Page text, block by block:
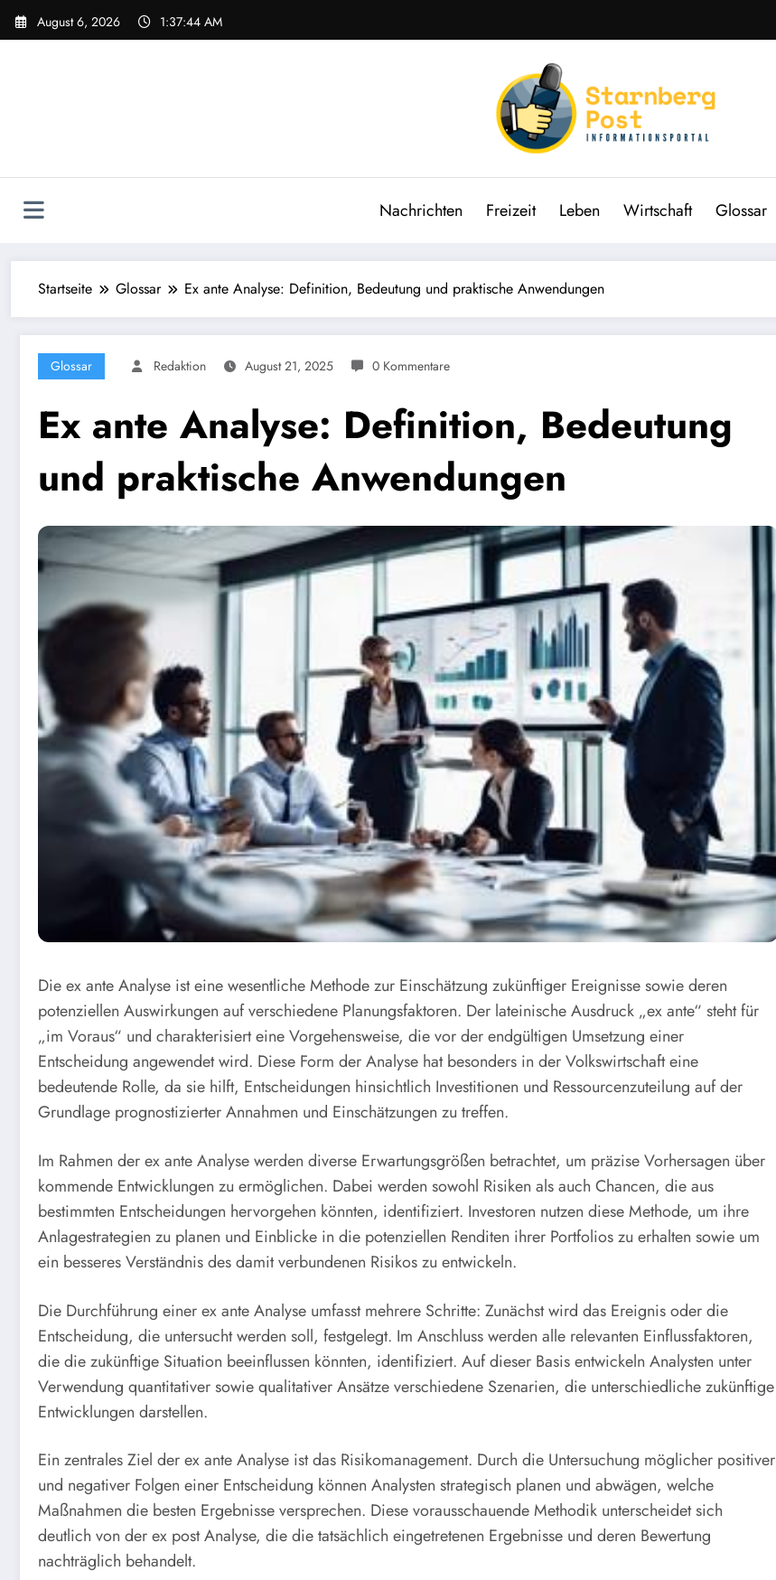
Zum
Inhalt
August 6, 2026 1:37:45 AM
Nachrichten Freizeit Leben Wirtschaft Glossar
Startseite Glossar Ex ante Analyse: Definition, Bedeutung und praktische Anwendungen
Glossar Redaktion August 21, 2025 0 Kommentare
Ex ante Analyse: Definition, Bedeutung
und praktische Anwendungen
Die ex ante Analyse ist eine wesentliche Methode zur Einschätzung zukünftiger Ereignisse sowie deren
potenziellen Auswirkungen auf verschiedene Planungsfaktoren. Der lateinische Ausdruck „ex ante“ steht für
„im Voraus“ und charakterisiert eine Vorgehensweise, die vor der endgültigen Umsetzung einer
Entscheidung angewendet wird. Diese Form der Analyse hat besonders in der Volkswirtschaft eine
bedeutende Rolle, da sie hilft, Entscheidungen hinsichtlich Investitionen und Ressourcenzuteilung auf der
Grundlage prognostizierter Annahmen und Einschätzungen zu treffen.
Im Rahmen der ex ante Analyse werden diverse Erwartungsgrößen betrachtet, um präzise Vorhersagen über
kommende Entwicklungen zu ermöglichen. Dabei werden sowohl Risiken als auch Chancen, die aus
bestimmten Entscheidungen hervorgehen könnten, identifiziert. Investoren nutzen diese Methode, um ihre
Anlagestrategien zu planen und Einblicke in die potenziellen Renditen ihrer Portfolios zu erhalten sowie um
ein besseres Verständnis des damit verbundenen Risikos zu entwickeln.
Die Durchführung einer ex ante Analyse umfasst mehrere Schritte: Zunächst wird das Ereignis oder die
Entscheidung, die untersucht werden soll, festgelegt. Im Anschluss werden alle relevanten Einflussfaktoren,
die die zukünftige Situation beeinflussen könnten, identifiziert. Auf dieser Basis entwickeln Analysten unter
Verwendung quantitativer sowie qualitativer Ansätze verschiedene Szenarien, die unterschiedliche zukünftige
Entwicklungen darstellen.
Ein zentrales Ziel der ex ante Analyse ist das Risikomanagement. Durch die Untersuchung möglicher positiver
und negativer Folgen einer Entscheidung können Analysten strategisch planen und abwägen, welche
Maßnahmen die besten Ergebnisse versprechen. Diese vorausschauende Methodik unterscheidet sich
deutlich von der ex post Analyse, die die tatsächlich eingetretenen Ergebnisse und deren Bewertung
nachträglich behandelt.